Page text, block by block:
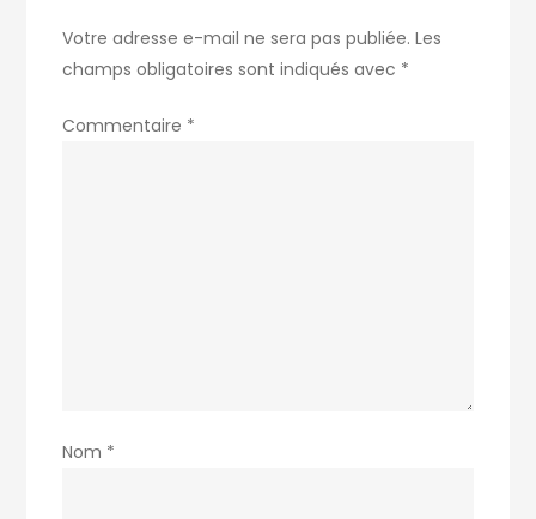
Votre adresse e-mail ne sera pas publiée. Les
champs obligatoires sont indiqués avec *
Commentaire *
Nom *